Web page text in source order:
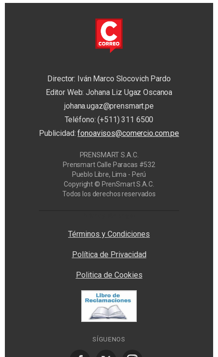
Director: Iván Marco Slocovich Pardo
Editor Web: Johana Liz Ugaz Oscanoa
johana.ugaz@prensmart.pe
Teléfono: (+511) 311 6500
Publicidad:fonoavisos@comercio.com.pe
PRENSMART S.A.C.
Prensmart Calle Paracas #532
Pueblo Libre, Lima - Perú
Copyright © PrenSmart S.A.C.
Todos los derechos reservados
Términos y Condiciones
Política de Privacidad
Politica de Cookies
SÍGUENOS